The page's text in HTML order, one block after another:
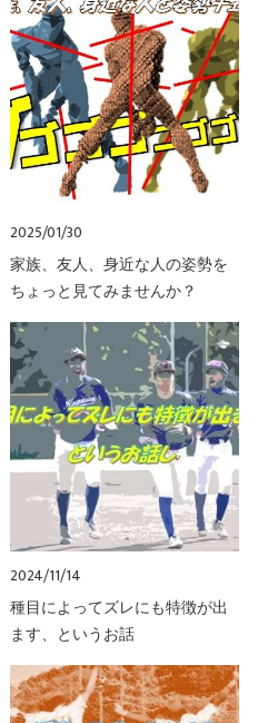
2025/01/30
家族、友人、身近な人の姿勢を
ちょっと見てみませんか？
2024/11/14
種目によってズレにも特徴が出
ます、というお話